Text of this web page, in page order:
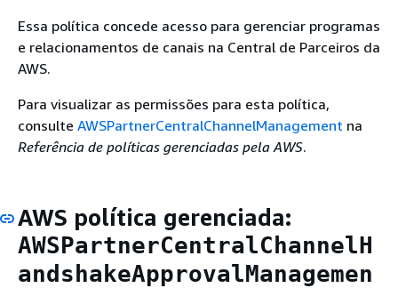
Essa política concede acesso para gerenciar programas
e relacionamentos de canais na Central de Parceiros da
AWS.
Para visualizar as permissões para esta política,
consulte AWSPartnerCentralChannelManagement na
Referência de políticas gerenciadas pela AWS.
AWS política gerenciada:
AWSPartnerCentralChannelH
andshakeApprovalManagemen